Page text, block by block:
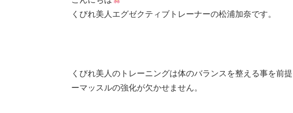
くびれ美人エグゼクティブトレーナーの松浦加奈です。
くびれ美人のトレーニングは体のバランスを整える事を前
ーマッスルの強化が欠かせません。